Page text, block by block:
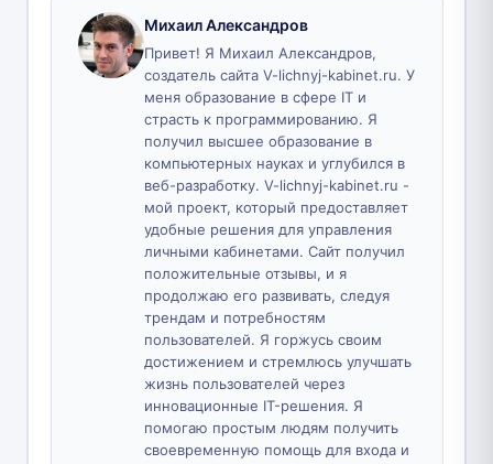
Михаил Александров
Привет! Я Михаил Александров,
создатель сайта V-lichnyj-kabinet.ru. У
меня образование в сфере IT и
страсть к программированию. Я
получил высшее образование в
компьютерных науках и углубился в
веб-разработку. V-lichnyj-kabinet.ru -
мой проект, который предоставляет
удобные решения для управления
личными кабинетами. Сайт получил
положительные отзывы, и я
продолжаю его развивать, следуя
трендам и потребностям
пользователей. Я горжусь своим
достижением и стремлюсь улучшать
жизнь пользователей через
инновационные IT-решения. Я
помогаю простым людям получить
своевременную помощь для входа и